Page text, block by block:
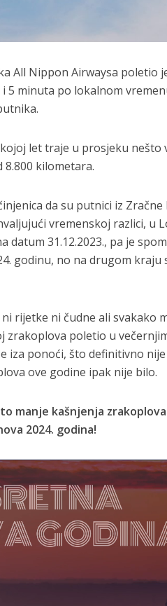
All Nippon Airwaysa poletio
5 minuta po lokalnom
let traje u prosjeku nešto
kilometara.
da su putnici iz Zračne
vremenskoj razlici, u
datum 31.12.2023., pa je
godinu, no na drugom kraju
rijetke ni čudne ali svakako
zrakoplova poletio u
iza ponoći, što definitivno nije
ove godine ipak nije bilo.
manje kašnjenja
2024. godina!